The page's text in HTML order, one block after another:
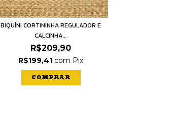
BIQUÍNI CORTININHA REGULADOR E
CALCINHA...
R$209,90
R$199,41 com Pix
COMPRAR